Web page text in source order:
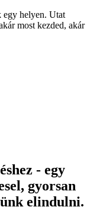
egy helyen. Utat
most kezded, akár
- egy
gyorsan
elindulni.